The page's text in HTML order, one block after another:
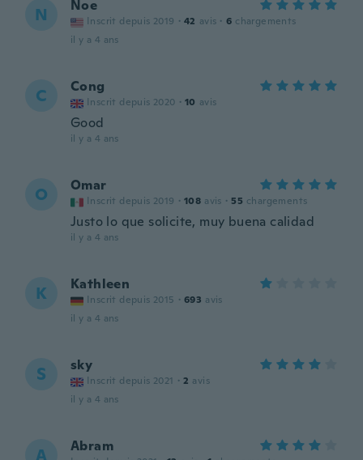
N Noe
Inscrit depuis 2019 · 42 avis · 6 chargements
il y a 4 ans
C Cong
Inscrit depuis 2020 · 10 avis
Good
il y a 4 ans
O Omar
Inscrit depuis 2019 · 108 avis · 55 chargements
Justo lo que solicite, muy buena calidad
il y a 4 ans
K Kathleen
Inscrit depuis 2015 · 693 avis
il y a 4 ans
S sky
Inscrit depuis 2021 · 2 avis
il y a 4 ans
A Abram